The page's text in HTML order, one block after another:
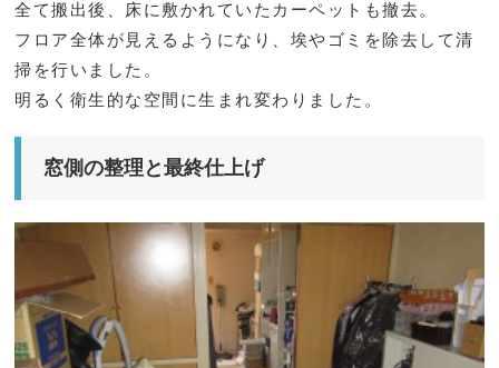
全て搬出後、床に敷かれていたカーペットも撤去。
フロア全体が見えるようになり、埃やゴミを除去して清
掃を行いました。
明るく衛生的な空間に生まれ変わりました。
窓側の整理と最終仕上げ